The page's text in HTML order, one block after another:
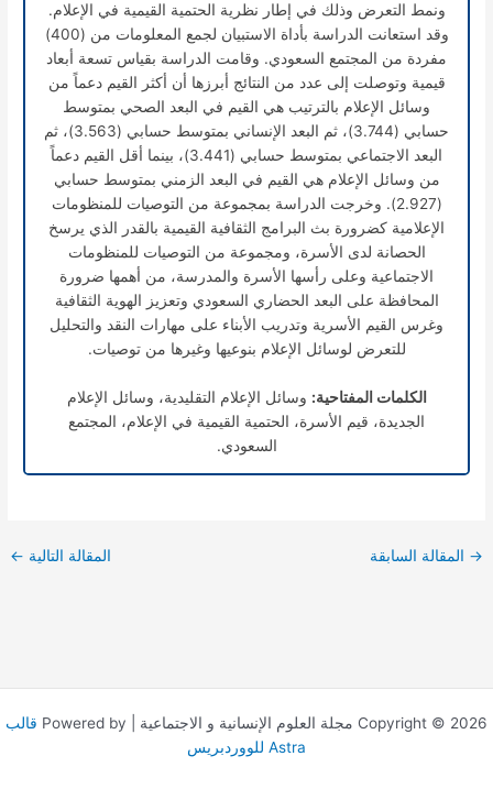
ونمط التعرض وذلك في إطار نظرية الحتمية القيمية في الإعلام.
وقد استعانت الدراسة بأداة الاستبيان لجمع المعلومات من (400)
مفردة من المجتمع السعودي. وقامت الدراسة بقياس تسعة أبعاد
قيمية وتوصلت إلى عدد من النتائج أبرزها أن أكثر القيم دعماً من
وسائل الإعلام بالترتيب هي القيم في البعد الصحي بمتوسط
حسابي (3.744)، ثم البعد الإنساني بمتوسط حسابي (3.563)، ثم
البعد الاجتماعي بمتوسط حسابي (3.441)، بينما أقل القيم دعماً
من وسائل الإعلام هي القيم في البعد الزمني بمتوسط حسابي
(2.927). وخرجت الدراسة بمجموعة من التوصيات للمنظومات
الإعلامية كضرورة بث البرامج الثقافية القيمية بالقدر الذي يرسخ
الحصانة لدى الأسرة، ومجموعة من التوصيات للمنظومات
الاجتماعية وعلى رأسها الأسرة والمدرسة، من أهمها ضرورة
المحافظة على البعد الحضاري السعودي وتعزيز الهوية الثقافية
وغرس القيم الأسرية وتدريب الأبناء على مهارات النقد والتحليل
للتعرض لوسائل الإعلام بنوعيها وغيرها من توصيات.
الكلمات المفتاحية: وسائل الإعلام التقليدية، وسائل الإعلام
الجديدة، قيم الأسرة، الحتمية القيمية في الإعلام، المجتمع
السعودي.
→ المقالة السابقة المقالة التالية ←
Copyright © 2026 مجلة العلوم الإنسانية و الاجتماعية | Powered by
قالب
Astra للووردبريس